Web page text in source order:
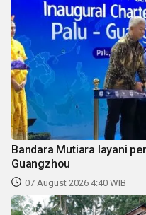
Bandara Mutiara layani
Guangzhou
07 August 2026 4:40 WIB